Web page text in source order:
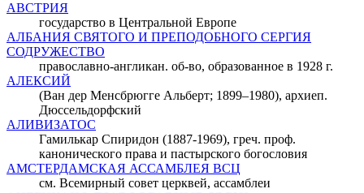
АВСТРИЯ
государство в Центральной Европе
АЛБАНИЯ СВЯТОГО И ПРЕПОДОБНОГО СЕРГИЯ
СОДРУЖЕСТВО
православно-англикан. об-во, образованное в 1928 г.
АЛЕКСИЙ
(Ван дер Менсбрюгге Альберт; 1899–1980), архиеп.
Дюссельдорфский
АЛИВИЗАТОС
Гамилькар Спиридон (1887-1969), греч. проф.
канонического права и пастырского богословия
АМСТЕРДАМСКАЯ АССАМБЛЕЯ ВСЦ
см. Всемирный совет церквей, ассамблеи